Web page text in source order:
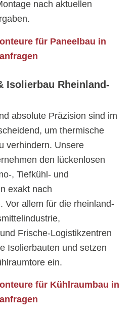
nach aktuellen
für Paneelbau in
Isolierbau Rheinland-
absolute Präzision sind im
um thermische
verhindern. Unsere
den lückenlosen
, Tiefkühl- und
exakt nach
Vor allem für die rheinland-
Frische-Logistikzentren
Isolierbauten und setzen
ein.
für Kühlraumbau in